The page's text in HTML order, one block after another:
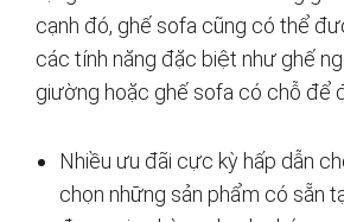
cạnh đó, ghế sofa cũng có thể
các tính năng đặc biệt như ghế
giường hoặc ghế sofa có chỗ để
Nhiều ưu đãi cực kỳ hấp dẫn
chọn những sản phẩm có sẵn